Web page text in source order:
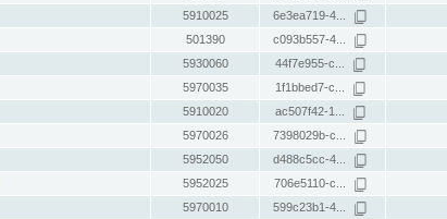
5910025 6e3ea719-4...
501390 c093b557-4...
5930060 44f7e955-c...
5970035 1f1bbed7-c...
5910020 ac507f42-1...
5970026 7398029b-c...
5952050 d488c5cc-4...
5952025 706e5110-c...
5970010 599c23b1-4...